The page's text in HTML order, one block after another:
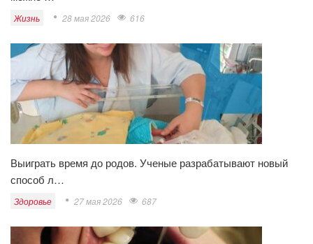
Жизнь 28 мая 2026 616
Выиграть время до родов. Ученые разрабатывают новый
способ л…
Здоровье 27 мая 2026 687